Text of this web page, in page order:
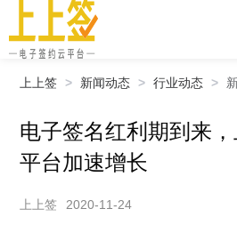
上上签 > 新闻动态 > 行业动态 >
电子签名红利期到来
平台加速增长
上上签 2020-11-24